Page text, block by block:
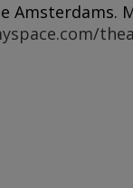
Amsterdams.